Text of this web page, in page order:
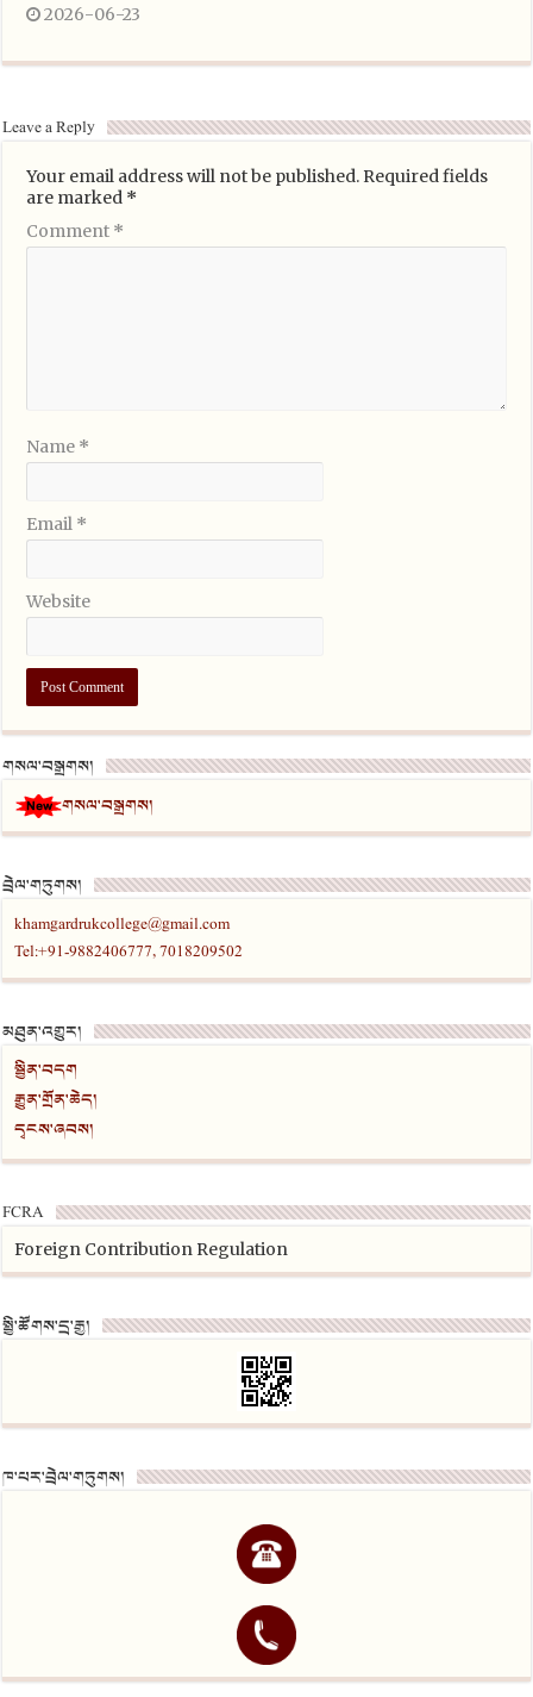
2026-06-23
Leave a Reply
Your email address will not be published. Required fields
are marked *
Comment *
Name *
Email *
Website
གསལ་བསྒྲགས།
གསལ་བསྒྲགས།
བྲེལ་གཏུགས།
khamgardrukcollege@gmail.com
Tel:+91-9882406777, 7018209502
མཐུན་འགྱུར།
སྦྱིན་བདག
རྒྱུན་གྲོན་ཆེད།
དྭངས་ཞབས།
FCRA
Foreign Contribution Regulation
སྤྱི་ཚོགས་དྲ་རྒྱ།
ཁ་པར་བྲེལ་གཏུགས།